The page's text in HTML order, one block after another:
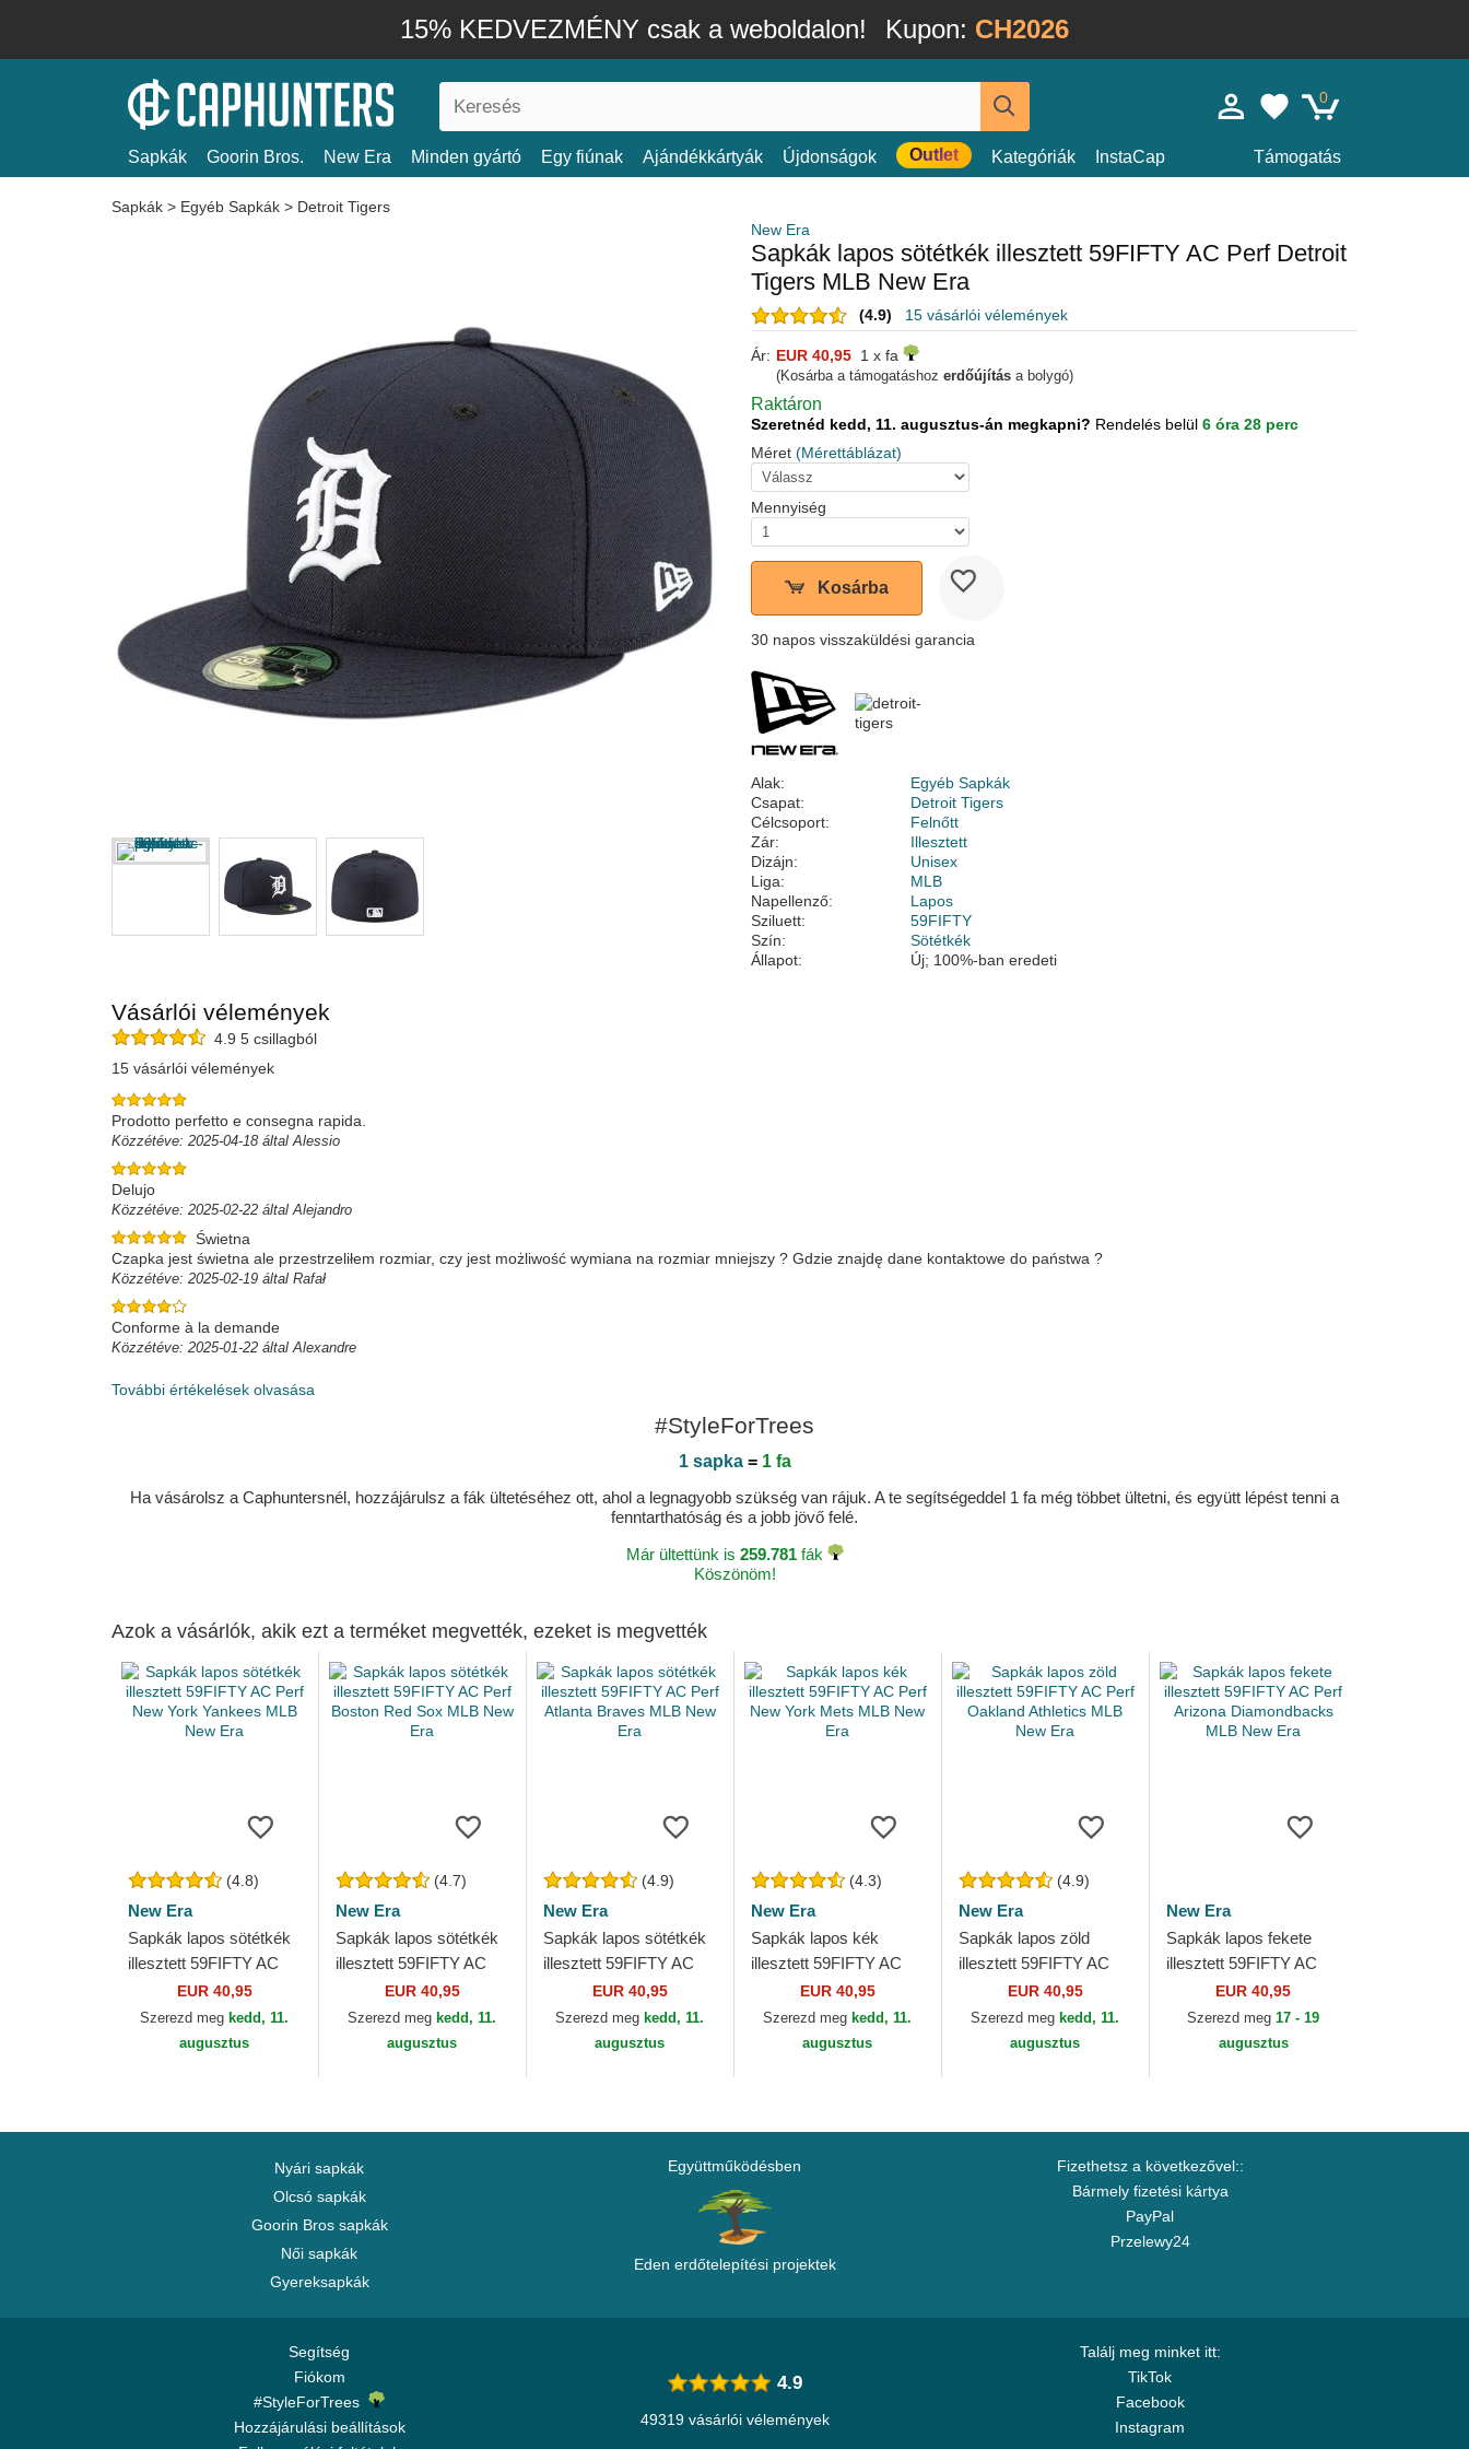
15% KEDVEZMÉNY csak a weboldalon! Kupon: CH2026
0
Sapkák Goorin Bros. New Era Minden gyártó Egy fiúnak Ajándékkártyák Újdonságok Outlet Kategóriák InstaCap Támogatás
Sapkák > Egyéb Sapkák > Detroit Tigers
New Era
Sapkák lapos sötétkék illesztett 59FIFTY AC Perf Detroit
Tigers MLB New Era
(4.9) 15 vásárlói vélemények
Ár: EUR 40,95 1 x fa
(Kosárba a támogatáshoz erdőújítás a bolygó)
Raktáron
Szeretnéd kedd, 11. augusztus-án megkapni? Rendelés belül 6 óra 28 perc
Méret (Mérettáblázat)
Mennyiség
Kosárba
30 napos visszaküldési garancia
Alak:
Egyéb Sapkák
Csapat:
Detroit Tigers
Célcsoport:
Felnőtt
Zár:
Illesztett
Dizájn:
Unisex
Liga:
MLB
Napellenző:
Lapos
Sziluett:
59FIFTY
Szín:
Sötétkék
Állapot:
Új; 100%-ban eredeti
Vásárlói vélemények
4.9 5 csillagból
15 vásárlói vélemények
Prodotto perfetto e consegna rapida.
Közzétéve: 2025-04-18 által Alessio
Delujo
Közzétéve: 2025-02-22 által Alejandro
Świetna
Czapka jest świetna ale przestrzeliłem rozmiar, czy jest możliwość wymiana na rozmiar mniejszy ? Gdzie znajdę dane kontaktowe do państwa ?
Közzétéve: 2025-02-19 által Rafał
Conforme à la demande
Közzétéve: 2025-01-22 által Alexandre
További értékelések olvasása
#StyleForTrees
1 sapka= 1 fa
Ha vásárolsz a Caphuntersnél, hozzájárulsz a fák ültetéséhez ott, ahol a legnagyobb szükség van rájuk. A te segítségeddel 1 fa még többet ültetni, és együtt lépést tenni a
fenntarthatóság és a jobb jövő felé.
Már ültettünk is 259.781fák
Köszönöm!
Azok a vásárlók, akik ezt a terméket megvették, ezeket is megvették
(4.8)
New Era
Sapkák lapos sötétkék
illesztett 59FIFTY AC
Perf New York Yankees
MLB New Era
EUR 40,95
Szerezd meg kedd, 11.
augusztus
(4.7)
New Era
Sapkák lapos sötétkék
illesztett 59FIFTY AC
Perf Boston Red Sox
MLB New Era
EUR 40,95
Szerezd meg kedd, 11.
augusztus
(4.9)
New Era
Sapkák lapos sötétkék
illesztett 59FIFTY AC
Perf Atlanta Braves
MLB New Era
EUR 40,95
Szerezd meg kedd, 11.
augusztus
(4.3)
New Era
Sapkák lapos kék
illesztett 59FIFTY AC
Perf New York Mets
MLB New Era
EUR 40,95
Szerezd meg kedd, 11.
augusztus
(4.9)
New Era
Sapkák lapos zöld
illesztett 59FIFTY AC
Perf Oakland Athletics
MLB New Era
EUR 40,95
Szerezd meg kedd, 11.
augusztus
New Era
Sapkák lapos fekete
illesztett 59FIFTY AC
Perf Arizona
Diamondbacks MLB
New Era
EUR 40,95
Szerezd meg17 - 19
augusztus
Nyári sapkák
Olcsó sapkák
Goorin Bros sapkák
Női sapkák
Gyereksapkák
Együttműködésben
Eden erdőtelepítési projektek
Fizethetsz a következővel::
Bármely fizetési kártya
PayPal
Przelewy24
Segítség
Fiókom
#StyleForTrees
Hozzájárulási beállítások
Találj meg minket itt:
TikTok
Facebook
Instagram
4.9
49319 vásárlói vélemények